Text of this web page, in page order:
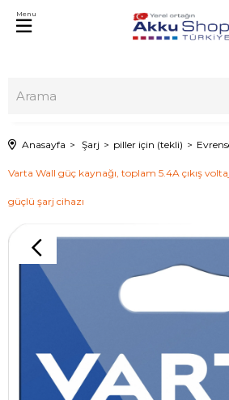
Menu
Anasayfa Şarj piller için (tekli)
Varta Wall güç kaynağı, toplam 5.4A çıkış
güçlü şarj cihazı